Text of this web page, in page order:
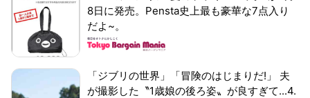
8日に発売。Pensta史上最も豪華な7点入り
だよ~。
「ジブリの世界」「冒険のはじまりだ!」 夫
が撮影した〝1歳娘の後ろ姿〟が良すぎて...4.